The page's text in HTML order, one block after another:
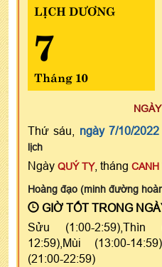
LỊCH DƯƠNG
7
Tháng 10
Thứ sáu, ngày 7/10/2022
lịch
Ngày QUÝ TỴ, tháng CANH
Hoàng đạo (minh đường
GIỜ TỐT TRONG
Sửu (1:00-2:59),Thìn
12:59),Mùi (13:00-
(21:00-22:59)